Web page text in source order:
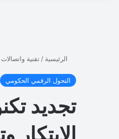
الرئيسية / تقنية واتصالات
التحول الرقمي الحكومي